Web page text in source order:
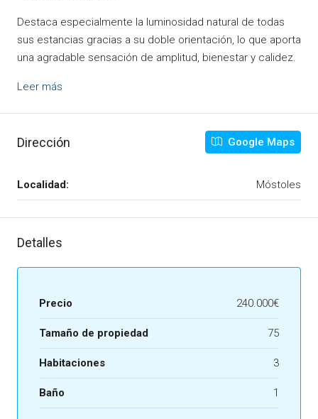
Destaca especialmente la luminosidad natural de todas
sus estancias gracias a su doble orientación, lo que aporta
una agradable sensación de amplitud, bienestar y calidez.
Leer más
Dirección Google Maps
Localidad: Móstoles
Detalles
Precio 240.000€
Tamaño de propiedad 75
Habitaciones 3
Baño 1